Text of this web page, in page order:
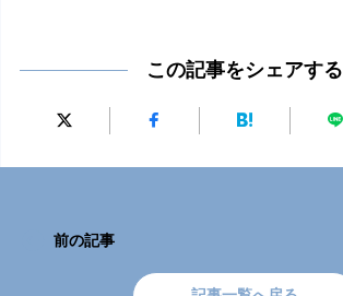
この記事をシェアする
前の記事